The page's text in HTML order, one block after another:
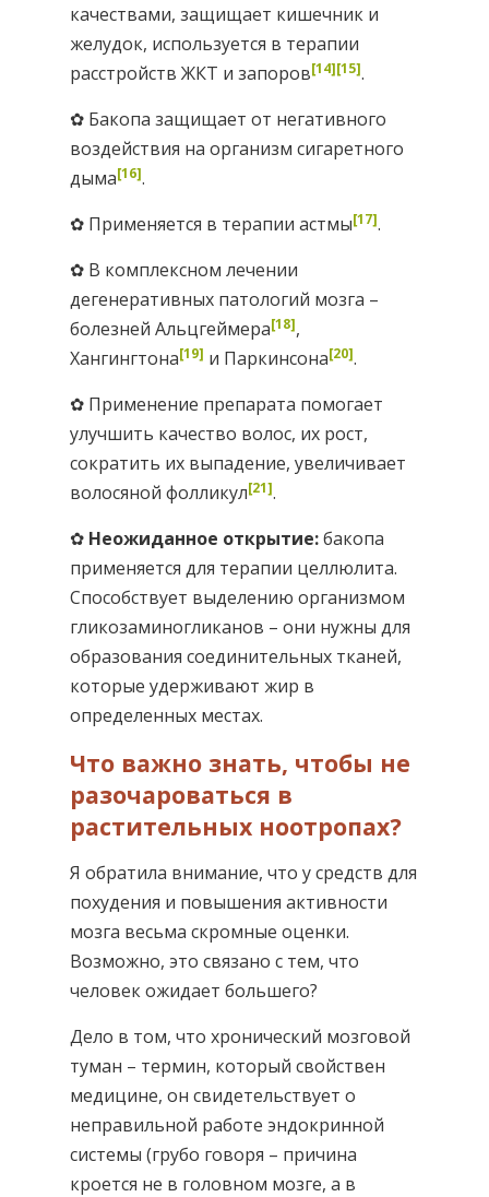
качествами, защищает кишечник и
желудок, используется в терапии
расстройств ЖКТ и запоров[14][15].
✿ Бакопа защищает от негативного
воздействия на организм сигаретного
дыма[16].
✿ Применяется в терапии астмы[17].
✿ В комплексном лечении
дегенеративных патологий мозга –
болезней Альцгеймера[18],
Хангингтона[19] и Паркинсона[20].
✿ Применение препарата помогает
улучшить качество волос, их рост,
сократить их выпадение, увеличивает
волосяной фолликул[21].
✿ Неожиданное открытие:бакопа
применяется для терапии целлюлита.
Способствует выделению организмом
гликозаминогликанов – они нужны для
образования соединительных тканей,
которые удерживают жир в
определенных местах.
Что важно знать, чтобы не
разочароваться в
растительных ноотропах?
Я обратила внимание, что у средств для
похудения и повышения активности
мозга весьма скромные оценки.
Возможно, это связано с тем, что
человек ожидает большего?
Дело в том, что хронический мозговой
туман – термин, который свойствен
медицине, он свидетельствует о
неправильной работе эндокринной
системы (грубо говоря – причина
кроется не в головном мозге, а в